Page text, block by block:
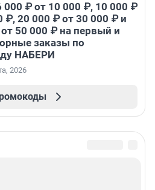
000 ₽ от 10 000 ₽, 10 000 ₽
₽, 20 000 ₽ от 30 000 ₽ и
50 000 ₽ на первый и
заказы по
НАБЕРИ
2026